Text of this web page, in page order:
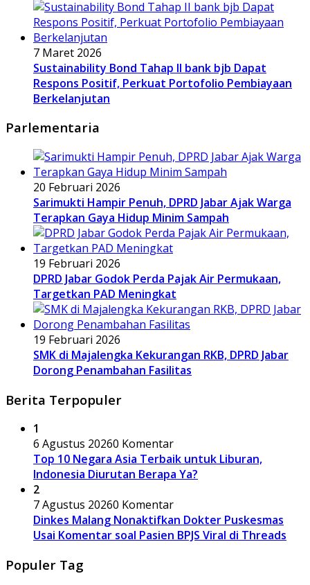
7 Maret 2026
Sustainability Bond Tahap II bank bjb Dapat
Respons Positif, Perkuat Portofolio Pembiayaan
Berkelanjutan
Parlementaria
20 Februari 2026
Sarimukti Hampir Penuh, DPRD Jabar Ajak Warga
Terapkan Gaya Hidup Minim Sampah
19 Februari 2026
DPRD Jabar Godok Perda Pajak Air Permukaan,
Targetkan PAD Meningkat
19 Februari 2026
SMK di Majalengka Kekurangan RKB, DPRD Jabar
Dorong Penambahan Fasilitas
Berita Terpopuler
1
6 Agustus 20260 Komentar
Top 10 Negara Asia Terbaik untuk Liburan,
Indonesia Diurutan Berapa Ya?
2
7 Agustus 20260 Komentar
Dinkes Malang Nonaktifkan Dokter Puskesmas
Usai Komentar soal Pasien BPJS Viral di Threads
Populer Tag